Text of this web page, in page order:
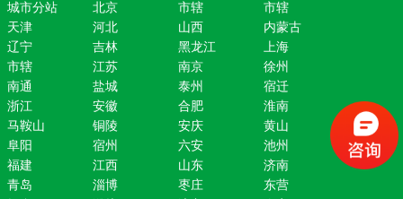
城市分站 北京 市辖
市辖
天津
河北 山西
内蒙古
辽宁
吉林 黑龙江
上海
市辖
江苏 南京
徐州
南通
盐城 泰州
宿迁
浙江
安徽 合肥
淮南
马鞍山
铜陵 安庆
黄山
阜阳
宿州 六安
池州
福建
江西 山东
济南
青岛
淄博 枣庄
东营